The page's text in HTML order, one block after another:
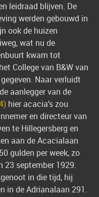
leidraad blijven. De
werden gebouwd in
ook de huizen
wat nu de
kwam tot
College van B&W van
Naar verluidt
aanlegger van de
hier acacia's zou
en directeur van
te Hillegersberg en
aan de Acacialaan
gulden per week, zo
23 september 1929.
in die tijd, hij
in de Adrianalaan 291.